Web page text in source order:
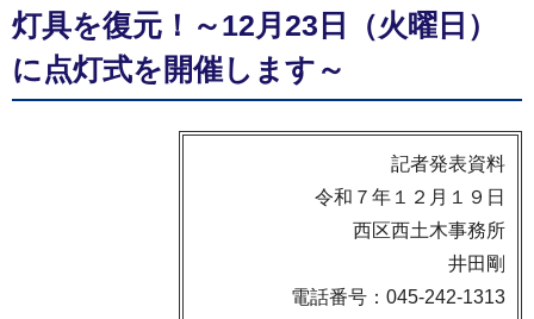
灯具を復元！～12月23日（火曜日）
に点灯式を開催します～
記者発表資料
令和７年１２月１９日
西区西土木事務所
井田剛
電話番号：045-242-1313